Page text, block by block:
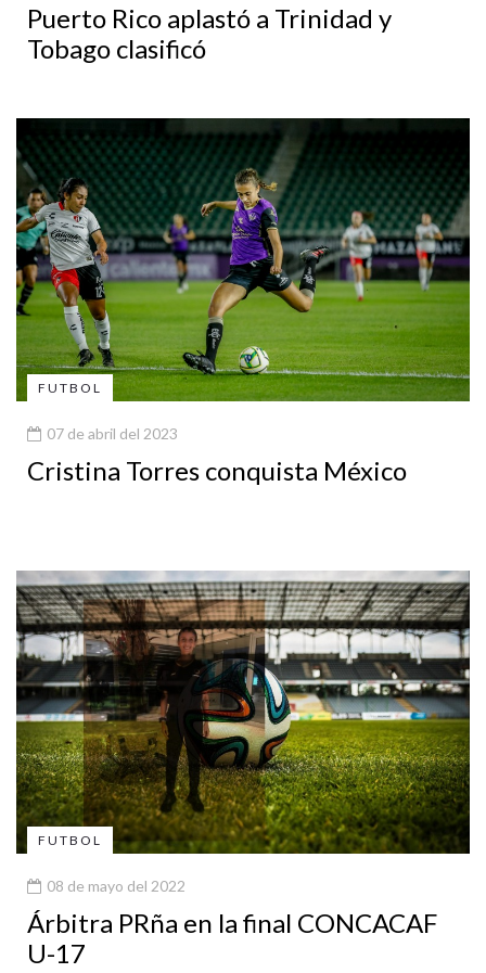
Puerto Rico aplastó a Trinidad y
Tobago clasificó
FUTBOL
07 de abril del 2023
Cristina Torres conquista México
FUTBOL
08 de mayo del 2022
Árbitra PRña en la final CONCACAF
U-17